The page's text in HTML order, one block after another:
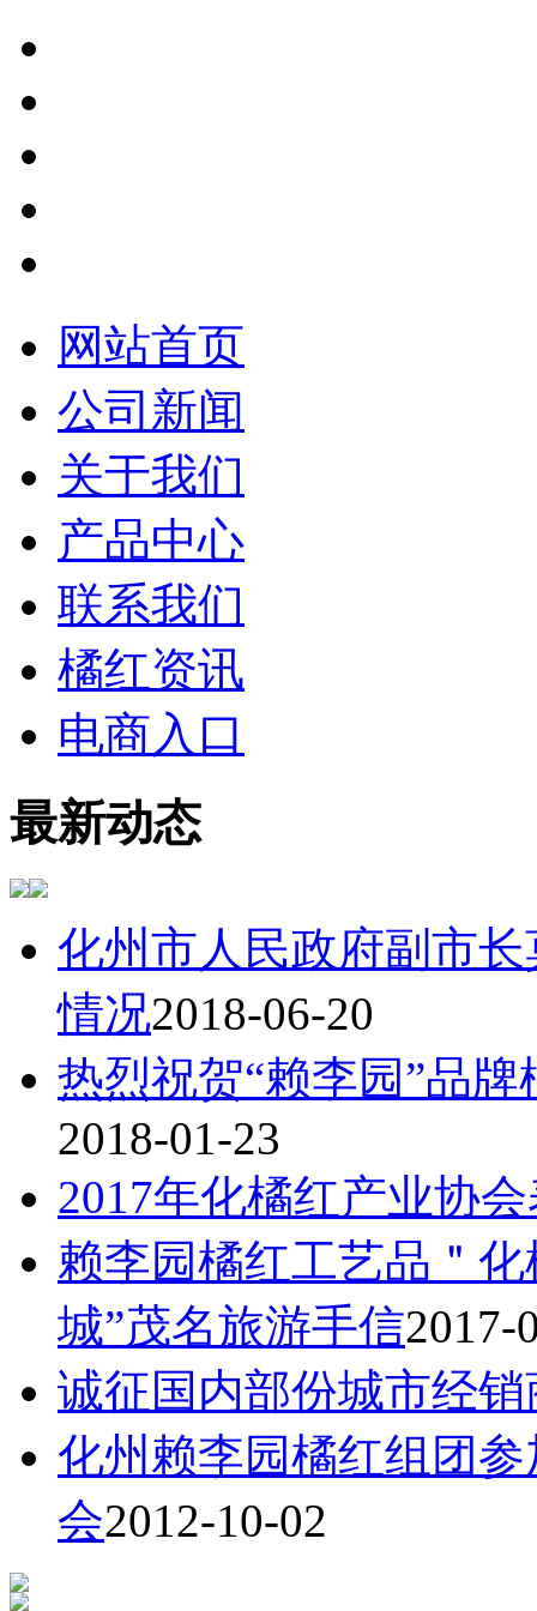
网站首页
公司新闻
关于我们
产品中心
联系我们
橘红资讯
电商入口
最新动态
化州市人民政府副市
情况2018-06-20
热烈祝贺“赖李园”品
2018-01-23
2017年化橘红产业协
赖李园橘红工艺品＂
城”茂名旅游手信2017-
诚征国内部份城市经
化州赖李园橘红组团
会2012-10-02